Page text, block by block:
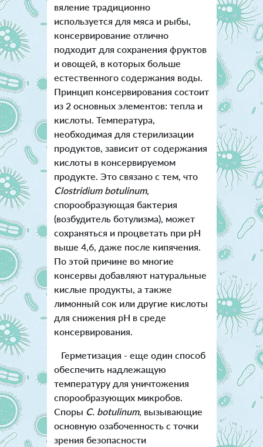
вяление традиционно
используется для мяса и рыбы,
консервирование отлично
подходит для сохранения фруктов
и овощей, в которых больше
естественного содержания воды.
Принцип консервирования состоит
из 2 основных элементов: тепла и
кислоты. Температура,
необходимая для стерилизации
продуктов, зависит от содержания
кислоты в консервируемом
продукте. Это связано с тем, что
Clostridium botulinum,
спорообразующая бактерия
(возбудитель ботулизма), может
сохраняться и процветать при pH
выше 4,6, даже после кипячения.
По этой причине во многие
консервы добавляют натуральные
кислые продукты, а также
лимонный сок или другие кислоты
для снижения pH в среде
консервирования.
Герметизация - еще один способ
обеспечить надлежащую
температуру для уничтожения
спорообразующих микробов.
Споры C. botulinum, вызывающие
основную озабоченность с точки
зрения безопасности